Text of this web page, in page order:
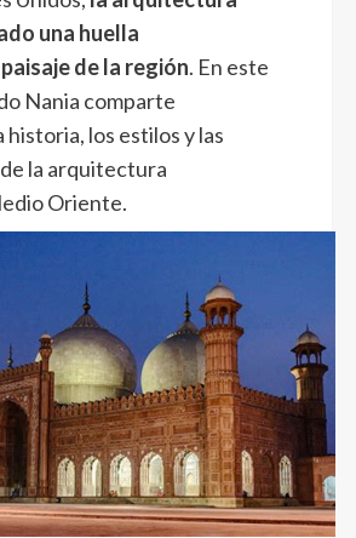
una huella
de la región. En este
Nania comparte
historia, los estilos y las
la arquitectura
Oriente.